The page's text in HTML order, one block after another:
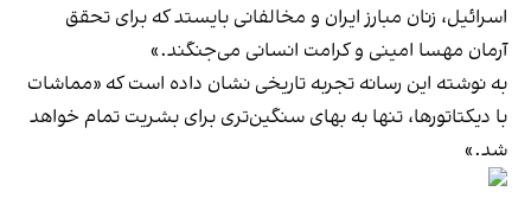
اسرائیل، زنان مبارز ایران و مخالفانی بایستد که برای تحقق
آرمان مهسا امینی و کرامت انسانی می‌جنگند.»
به نوشته این رسانه تجربه تاریخی نشان داده است که «مماشات
با دیکتاتورها، تنها به بهای سنگین‌تری برای بشریت تمام خواهد
شد.»